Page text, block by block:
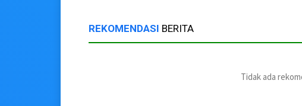
REKOMENDASI BERITA
Tidak ada